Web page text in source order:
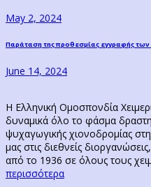
navigation
May 2, 2024
Next
Παράταση της προθεσμίας εγγραφής
June 14, 2024
Η Ελληνική Ομοσπονδία
δυναμικά όλο το φάσμα
ψυχαγωγικής χιονοδρομίας
μας στις διεθνείς
από το 1936 σε όλους τους
περισσότερα